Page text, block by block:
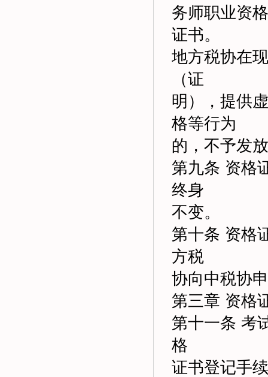
务师职业资
证书。
地方税协在
（证
明），提供
格等行为
的，不予发
第九条 资格
终身
不变。
第十条 资格
方税
协向中税协
第三章 资格
第十一条 考
格
证书登记手